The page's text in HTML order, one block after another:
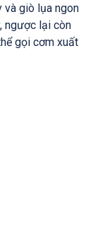
và giò lụa ngon
ngược lại còn
gọi cơm xuất